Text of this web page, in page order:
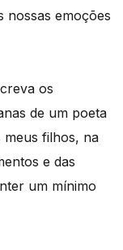
nossas emoções
os
de um poeta
meus filhos, na
e das
um mínimo